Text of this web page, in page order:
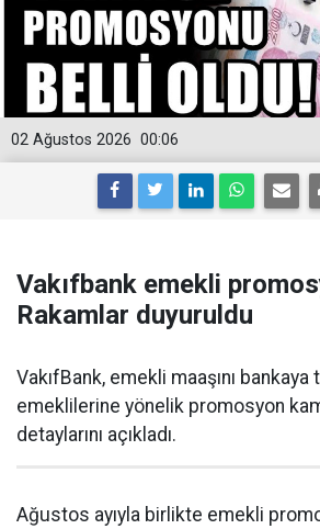
00:06
02 Ağustos 2026
Vakıfbank emekli
Rakamlar duyuruldu
VakıfBank, emekli maaşını bankaya
emeklilerine yönelik promosyon
detaylarını açıkladı.
Ağustos ayıyla birlikte emekli